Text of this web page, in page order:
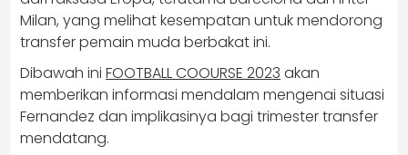
Milan, yang melihat kesempatan untuk mendorong
transfer pemain muda berbakat ini.
Dibawah ini FOOTBALL COOURSE 2023 akan
memberikan informasi mendalam mengenai situasi
Fernandez dan implikasinya bagi trimester transfer
mendatang.